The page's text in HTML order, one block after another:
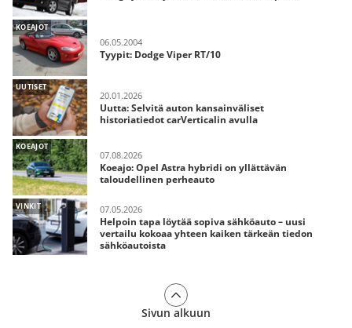
KOEAJOT
06.05.2004
Tyypit: Dodge Viper RT/10
UUTISET
20.01.2026
Uutta: Selvitä auton kansainväliset
historiatiedot carVerticalin avulla
KOEAJOT
07.08.2026
Koeajo: Opel Astra hybridi on yllättävän
taloudellinen perheauto
VINKIT 07.05.2026
Helpoin tapa löytää sopiva sähköauto – uusi
vertailu kokoaa yhteen kaiken tärkeän tiedon
sähköautoista
Sivun alkuun